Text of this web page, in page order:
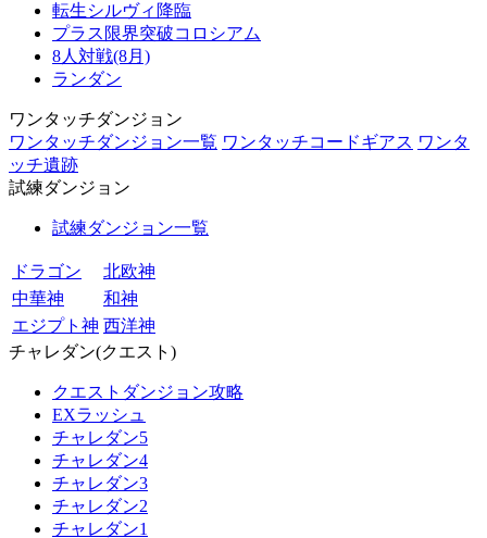
転生シルヴィ降臨
プラス限界突破コロシアム
8人対戦(8月)
ランダン
ワンタッチダンジョン
ワンタッチダンジョン一覧 ワンタッチコードギアス ワンタ
ッチ遺跡
試練ダンジョン
試練ダンジョン一覧
ドラゴン
北欧神
中華神
和神
エジプト神 西洋神
チャレダン(クエスト)
クエストダンジョン攻略
EXラッシュ
チャレダン5
チャレダン4
チャレダン3
チャレダン2
チャレダン1